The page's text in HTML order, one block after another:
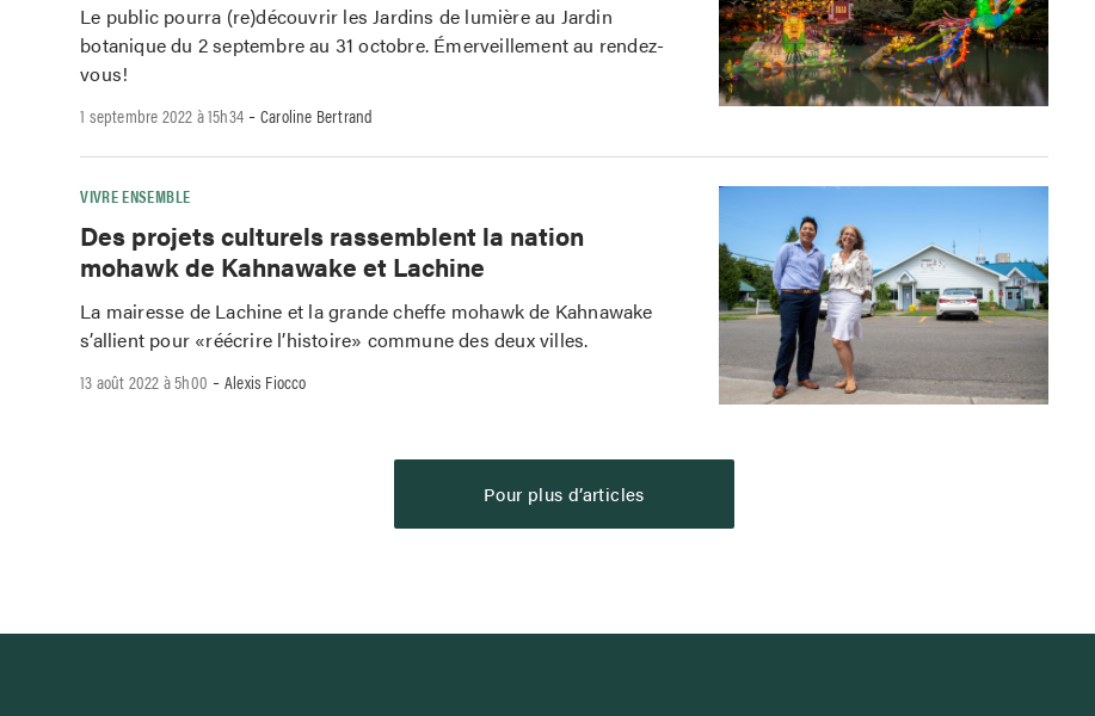
Le public pourra (re)découvrir les Jardins de lumière au Jardin
botanique du 2 septembre au 31 octobre. Émerveillement au rendez-
vous!
1 septembre 2022 à 15h34 -Caroline Bertrand
VIVRE ENSEMBLE
Des projets culturels rassemblent la nation
mohawk de Kahnawake et Lachine
La mairesse de Lachine et la grande cheffe mohawk de Kahnawake
s’allient pour «réécrire l’histoire» commune des deux villes.
13 août 2022 à 5h00 -Alexis Fiocco
Pour plus d’articles